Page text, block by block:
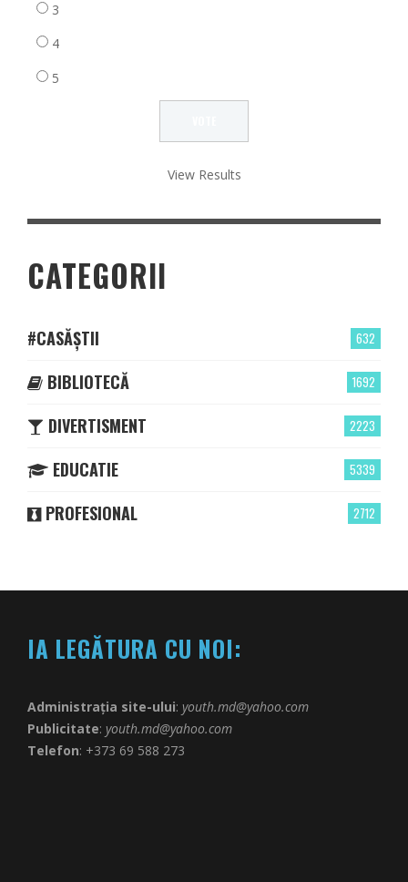
3
4
5
View Results
CATEGORII
632
#CASĂȘTII
1692
BIBLIOTECĂ
2223
DIVERTISMENT
5339
EDUCATIE
2712
PROFESIONAL
IA LEGĂTURA CU NOI:
Administrația site-ului: youth.md@yahoo.com
Publicitate: youth.md@yahoo.com
Telefon: +373 69 588 273